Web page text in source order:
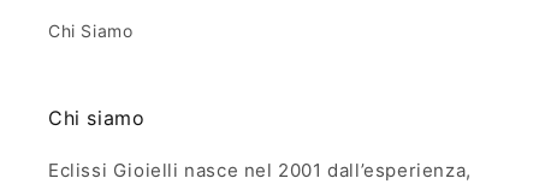
Chi Siamo
Chi siamo
Eclissi Gioielli nasce nel 2001 dall’esperienza,